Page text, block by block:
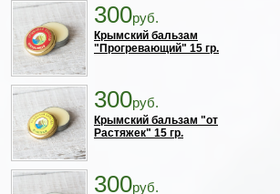
300руб.
Крымский бальзам
"Прогревающий" 15 гр.
300руб.
Крымский бальзам "от
Растяжек" 15 гр.
300руб.